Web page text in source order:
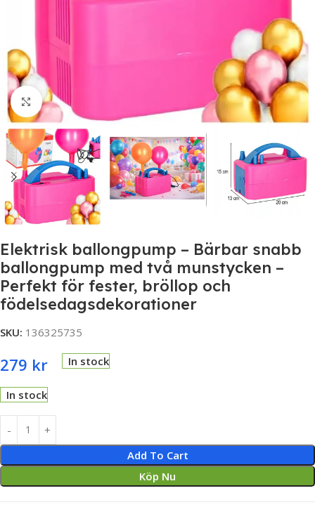
Click to enlarge
Elektrisk ballongpump – Bärbar snabb
ballongpump med två munstycken –
Perfekt för fester, bröllop och
födelsedagsdekorationer
SKU: 136325735
279 kr In stock
In stock
Add To Cart
Köp Nu